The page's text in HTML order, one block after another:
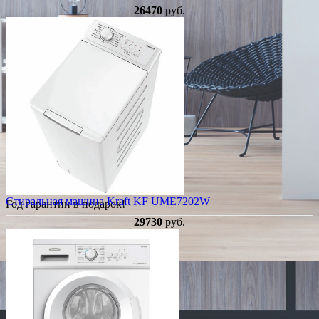
26470 руб.
Год гарантии в подарок!
Стиральная машина Kraft KF UME7202W
29730 руб.